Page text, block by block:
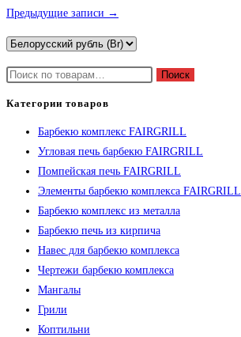
Предыдущие записи →
Искать: Поиск
Категории товаров
Барбекю комплекс FAIRGRILL
Угловая печь барбекю FAIRGRILL
Помпейская печь FAIRGRILL
Элементы барбекю комплекса FAIRGRILL
Барбекю комплекс из металла
Барбекю печь из кирпича
Навес для барбекю комплекса
Чертежи барбекю комплекса
Мангалы
Грили
Коптильни